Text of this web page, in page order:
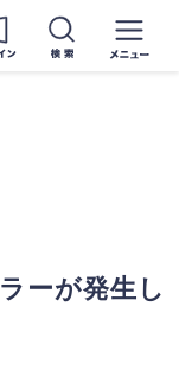
ーが発生し